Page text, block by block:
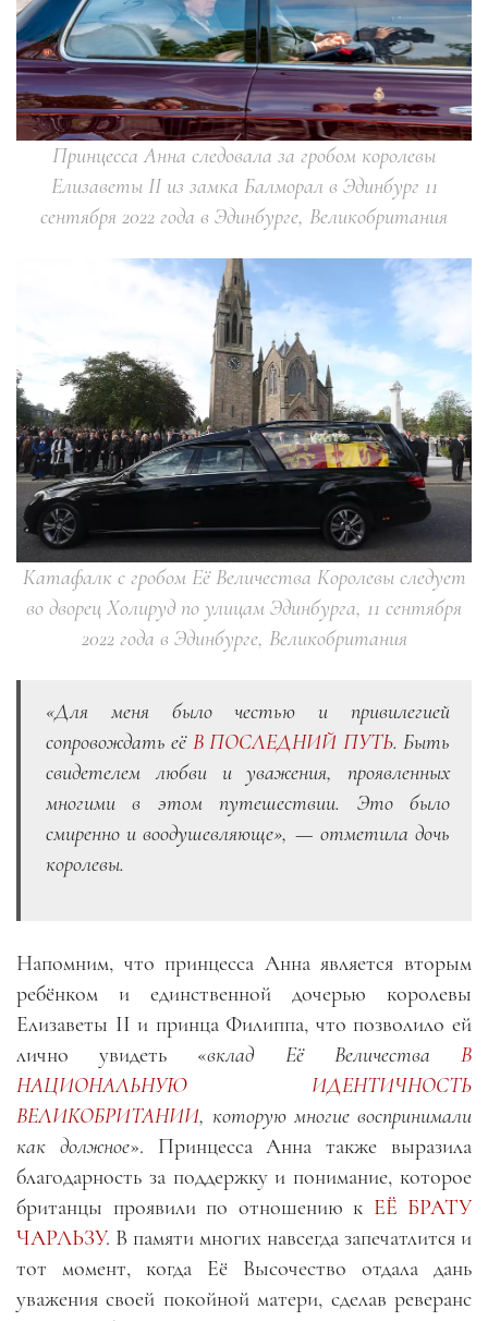
Принцесса Анна следовала за гробом королевы
Елизаветы II из замка Балморал в Эдинбург 11
сентября 2022 года в Эдинбурге, Великобритания
Катафалк с гробом Её Величества Королевы следует
во дворец Холируд по улицам Эдинбурга, 11 сентября
2022 года в Эдинбурге, Великобритания
«Для меня было честью и привилегией
сопровождать её В ПОСЛЕДНИЙ ПУТЬ. Быть
свидетелем любви и уважения, проявленных
многими в этом путешествии. Это было
смиренно и воодушевляюще», — отметила дочь
королевы.
Напомним, что принцесса Анна является вторым
ребёнком и единственной дочерью королевы
Елизаветы II и принца Филиппа, что позволило ей
лично увидеть «вклад Её ВеличестваВ
НАЦИОНАЛЬНУЮ ИДЕНТИЧНОСТЬ
ВЕЛИКОБРИТАНИИ, которую многие воспринимали
как должное». Принцесса Анна также выразила
благодарность за поддержку и понимание, которое
британцы проявили по отношению к ЕЁ БРАТУ
ЧАРЛЬЗУ. В памяти многих навсегда запечатлится и
тот момент, когда Её Высочество отдала дань
уважения своей покойной матери, сделав реверанс